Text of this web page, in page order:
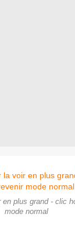
plus grand - clic
mode normal